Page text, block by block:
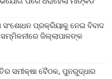
ପ୍ରକ୍ରିୟାକୁ ନେଇ ବିବାଦ
ଜିଲ୍ଲାପାଳଙ୍କ
ସମୀକ୍ଷା ବୈଠକ, ପୁନରୁଦ୍ଧାର